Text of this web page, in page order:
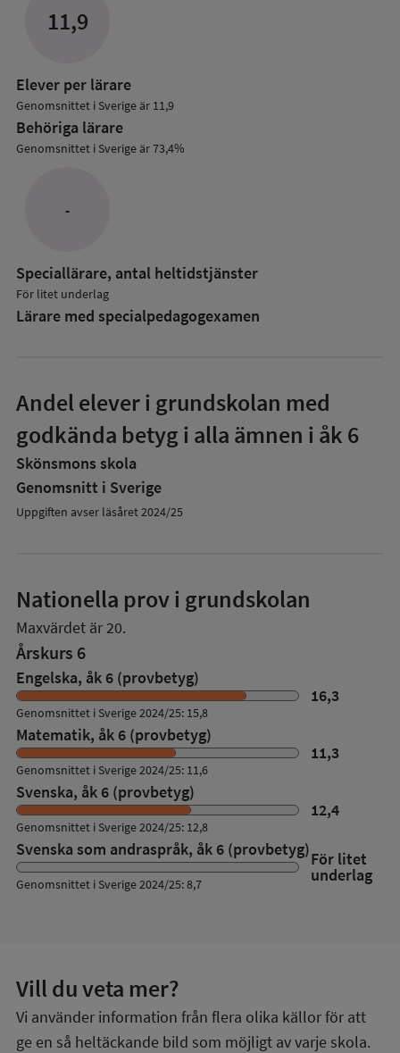
11,9
Elever per lärare
Genomsnittet i Sverige är 11,9
Behöriga lärare
Genomsnittet i Sverige är 73,4%
-
Speciallärare, antal heltidstjänster
För litet underlag
Lärare med specialpedagog­examen
Andel elever i grundskolan med
godkända betyg i alla ämnen i åk 6
Skönsmons skola
Genomsnitt i Sverige
Uppgiften avser läsåret 2024/25
Nationella prov i grundskolan
Maxvärdet är 20.
Årskurs 6
Engelska, åk 6 (provbetyg)
16,3
Genomsnittet i Sverige 2024/25: 15,8
Matematik, åk 6 (provbetyg)
11,3
Genomsnittet i Sverige 2024/25: 11,6
Svenska, åk 6 (provbetyg)
12,4
Genomsnittet i Sverige 2024/25: 12,8
Svenska som andraspråk, åk 6 (provbetyg)För litet
underlag
Genomsnittet i Sverige 2024/25: 8,7
Vill du veta mer?
Vi använder information från flera olika källor för att
ge en så heltäckande bild som möjligt av varje skola.